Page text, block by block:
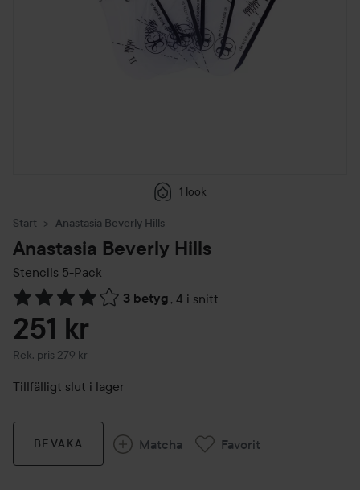
1 look
Start Anastasia Beverly Hills
Anastasia Beverly Hills
Stencils 5-Pack
3 betyg , 4 i snitt
Hoppa till Betyg & kommentarer
251 kr
Rek. pris 279 kr
Rekommenderat pris 279 kr
Tillfälligt slut i lager
BEVAKA Matcha Favorit